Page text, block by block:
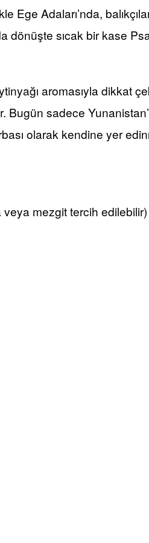
Ege Adaları’nda,
dönüşte sıcak bir kase
aromasıyla dikkat
Bugün sadece
olarak kendine yer
mezgit tercih edilebilir)